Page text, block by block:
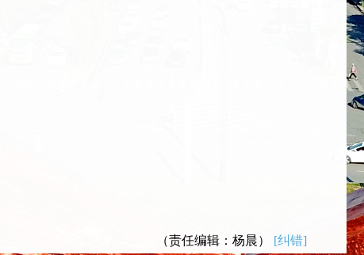
（责任编辑：杨晨） [纠错]